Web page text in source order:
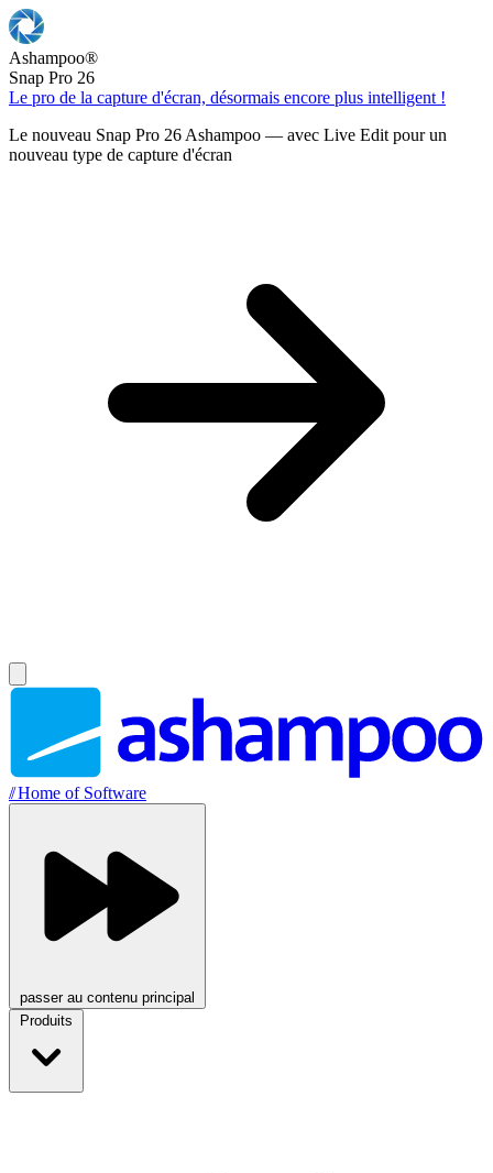
Ashampoo®
Snap Pro 26
Le pro de la capture d'écran, désormais encore plus intelligent !
Le nouveau Snap Pro 26 Ashampoo — avec Live Edit pour un
nouveau type de capture d'écran
//Home of Software
passer au contenu principal
Produits